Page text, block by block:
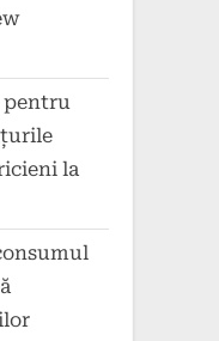
pentru
la